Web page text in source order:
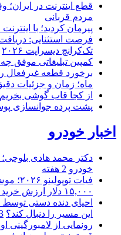
قطع اینترنت در ایران؛
مردم قربانی
پیرمان کردید؛ با
تک‌کرانچ دیسراپت ۲۰۲۶
کمپین تبلیغاتی موفق
ماه؛ زمان و جزئیات
از کجا قاب گوشی
پشت پرده جوانسازی
اخبار خودرو
دکتر محمد هادی
خودرو 2 هفته
فیات
۱۵,۰۰۰ دلار ارزش خرید دارد؟
احیای دنده دستی
این مسیر را دنبال کند؟ 3